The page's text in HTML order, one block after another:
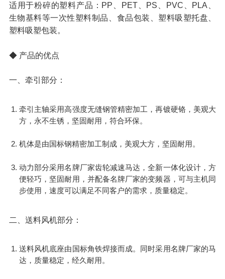
适用于粉碎的塑料产品：PP、PET、PS、PVC、PLA、
生物基料等一次性塑料制品、食品包装、塑料吸塑托盘、
塑料吸塑包装。
◆ 产品的优点
一、牵引部分：
牵引主轴采用高强度无缝钢管精密加工，再镀硬铬，美观大
方，永不生锈，坚固耐用，符合环保。
机体是由国标钢精密加工制成，美观大方，坚固耐用。
动力部分采用名牌厂家齿轮减速马达，全新一体化设计，方
便轻巧，坚固耐用，并配备名牌厂家的变频器，可与主机同
步使用，速度可以满足不同客户的需求，质量稳定。
二、送料风机部分：
送料风机底座由国标角铁焊接而成。同时采用名牌厂家的马
达，质量稳定，经久耐用。